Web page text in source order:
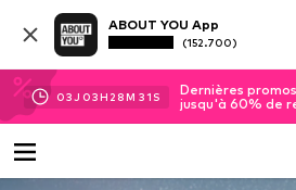
ABOUT YOU App
(152.700)
03J 03H 28M 31 S
Dernières
jusqu'à 60% de